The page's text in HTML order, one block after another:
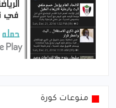
منوعات كورة